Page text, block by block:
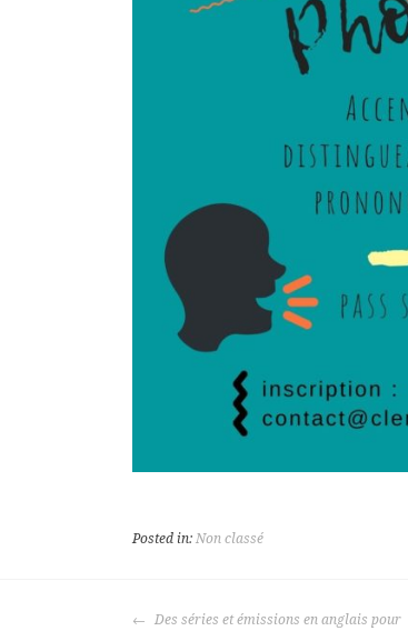
Posted in: Non classé
POST
Des séries et émissions en anglais pour